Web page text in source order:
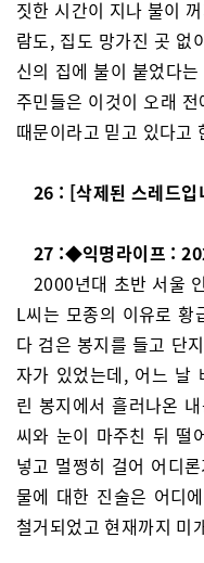
짓한 시간이 지나 불이
람도, 집도 망가진 곳 없
신의 집에 불이 붙었다
주민들은 이것이 오래
때문이라고 믿고 있다고
26 : [삭제된 스레드입
27 :◆익명라이프 :
2000년대 초반 서울
L씨는 모종의 이유로
다 검은 봉지를 들고 단
자가 있었는데, 어느 날
린 봉지에서 흘러나온
씨와 눈이 마주친 뒤 떨
넣고 멀쩡히 걸어 어디
물에 대한 진술은 어디
철거되었고 현재까지 미